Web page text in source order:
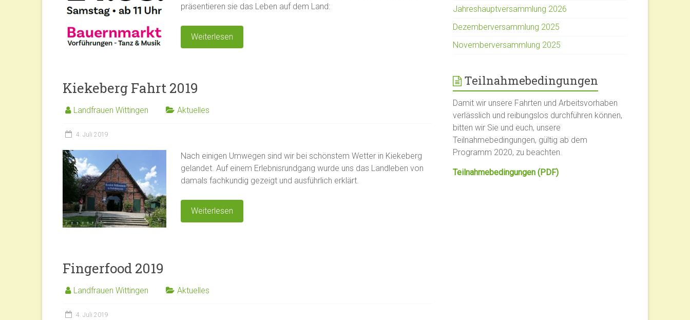
präsentieren sie das Leben auf dem Land:
Weiterlesen
Kiekeberg Fahrt 2019
Landfrauen Wittingen Aktuelles
4. Juli 2019
Nach einigen Umwegen sind wir bei schönstem Wetter in Kiekeberg
gelandet. Auf einem Erlebnisrundgang wurde uns das Landleben von
damals fachkundig gezeigt und ausführlich erklärt.
Weiterlesen
Fingerfood 2019
Landfrauen Wittingen Aktuelles
4. Juli 2019
Jahreshauptversammlung 2026
Dezemberversammlung 2025
Novemberversammlung 2025
Teilnahmebedingungen
Damit wir unsere Fahrten und Arbeitsvorhaben
verlässlich und reibungslos durchführen können,
bitten wir Sie und euch, unsere
Teilnahmebedingungen, gültig ab dem
Programm 2020, zu beachten.
Teilnahmebedingungen (PDF)